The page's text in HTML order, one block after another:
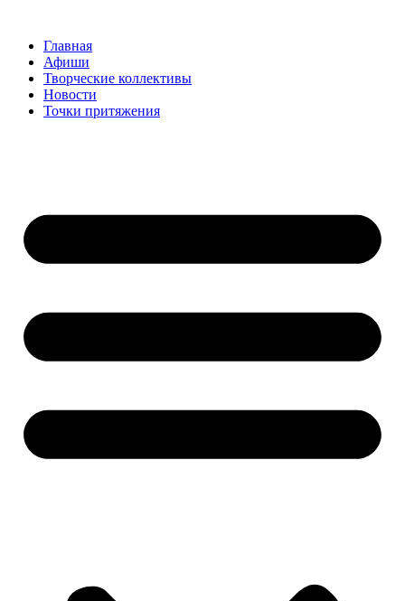
содержимому
Главная
Афиши
Творческие коллективы
Новости
Точки притяжения